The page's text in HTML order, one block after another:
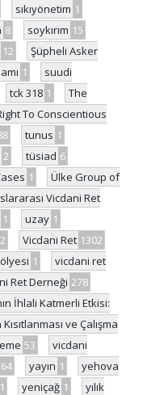
sıkıyönetim 1
8 soykırım 15
12
Şüpheli Asker
1
suudi
tck 318 1
The
To Conscientious
tunus 1
2 tüsiad 6
1
Ülke Group of
Vicdani Ret
1 uzay 1
2 Vicdani Ret 1302
1
vicdani ret
Ret Derneği 278
İhlali Katmerli Etkisi:
ve Çalışma
53
vicdani
64 yayın 1
yehova
1 yeniçağ 1
yılık